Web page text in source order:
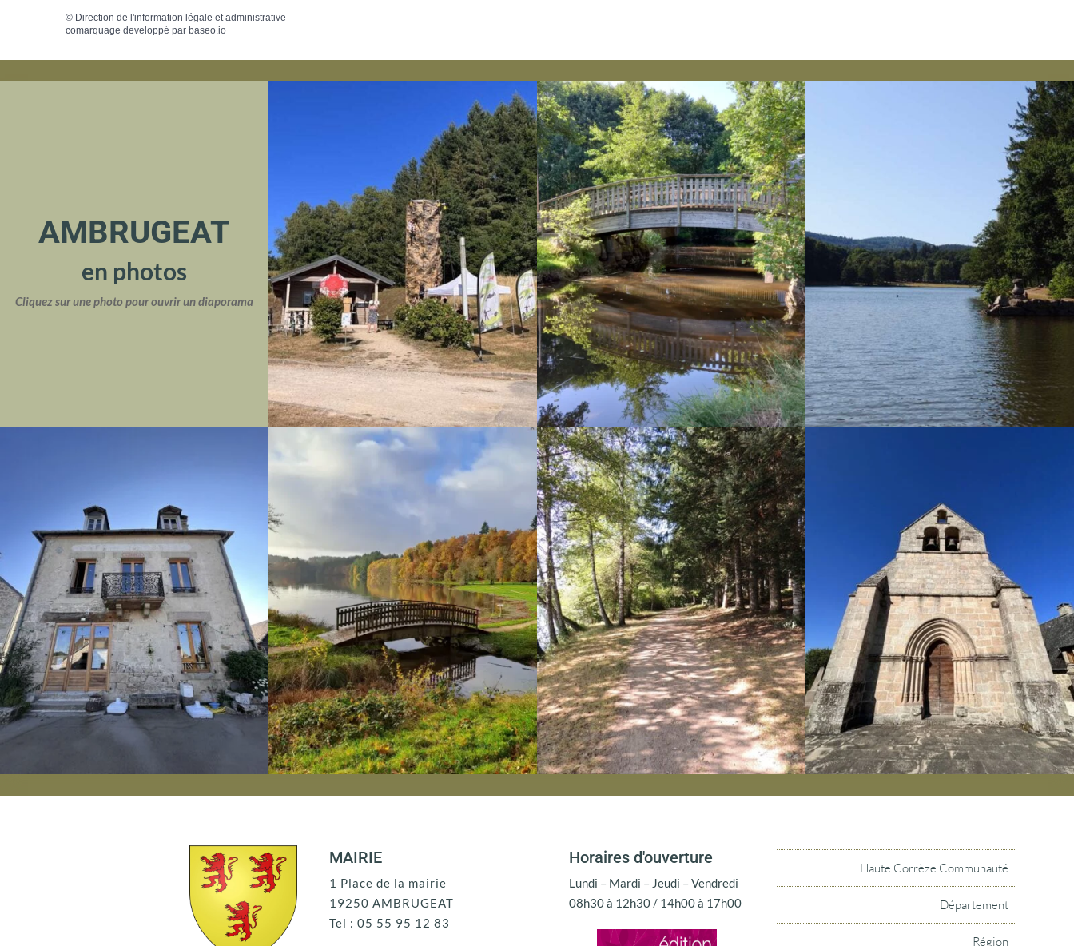
© Direction de l'information légale et administrative
comarquage developpé par baseo.io
AMBRUGEAT
en photos
Cliquez sur une photo pour ouvrir un diaporama
MAIRIE
1 Place de la mairie
19250 AMBRUGEAT
Tel : 05 55 95 12 83
Horaires d'ouverture
Lundi – Mardi – Jeudi – Vendredi
08h30 à 12h30 / 14h00 à 17h00
Haute Corrèze Communauté
Département
Région